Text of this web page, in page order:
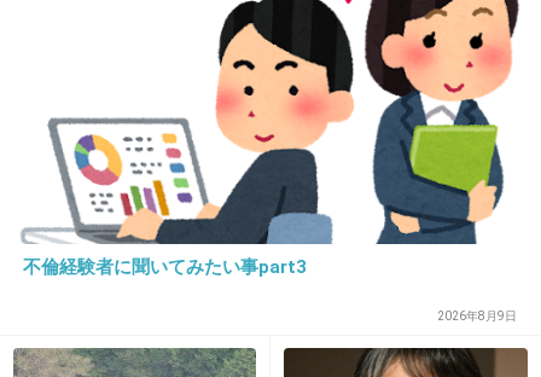
あれはアニメだけでいい
やるならアニメやってよ！
+759 -13
13. 匿名2014/06/03(火) 10:39:02
+388
不倫経験者に聞いてみたい事part3
2026年8月9日